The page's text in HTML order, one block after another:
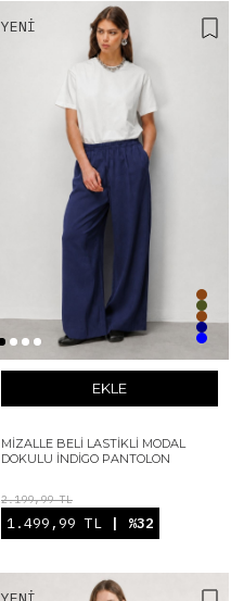
YENI
EKLE
MIZALLE BELI LASTIKLI MODAL
DOKULU İNDIGO PANTOLON
2.199,99 TL
1.499,99 TL | %32